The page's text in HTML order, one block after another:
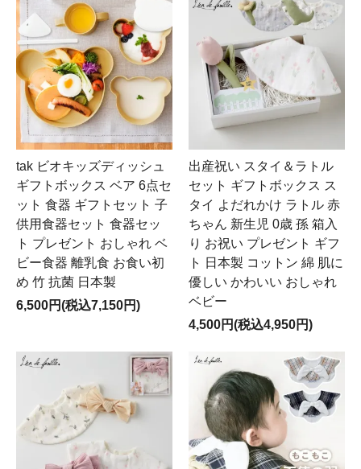
tak ビオキッズディッシュ
ギフトボックス ベア 6点セ
ット 食器 ギフトセット 子
供用食器セット 食器セッ
ト プレゼント おしゃれ ベ
ビー食器 離乳食 お食い初
め 竹 抗菌 日本製
6,500円(税込7,150円)
出産祝い スタイ＆ラトル
セット ギフトボックス ス
タイ よだれかけ ラトル 赤
ちゃん 新生児 0歳 孫 箱入
り お祝い プレゼント ギフ
ト 日本製 コットン 綿 肌に
優しい かわいい おしゃれ
ベビー
4,500円(税込4,950円)